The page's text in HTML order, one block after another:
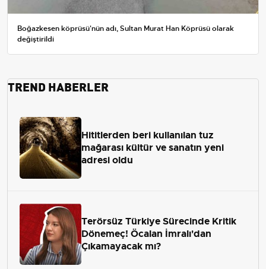
Boğazkesen köprüsü'nün adı, Sultan Murat Han Köprüsü olarak
değiştirildi
TREND HABERLER
Hititlerden beri kullanılan tuz
mağarası kültür ve sanatın yeni
adresi oldu
Terörsüz Türkiye Sürecinde Kritik
Dönemeç! Öcalan İmralı'dan
Çıkamayacak mı?